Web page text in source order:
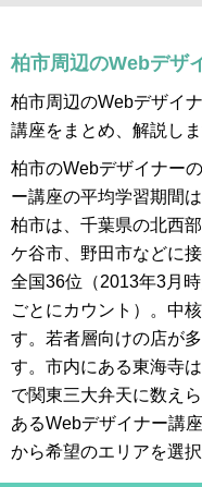
柏市周辺のWebデザ
柏市周辺のWebデザイ
講座をまとめ、解説しま
柏市のWebデザイナー
ー講座の平均学習期間
柏市は、千葉県の北西
ケ谷市、野田市などに
全国36位（2013年3月
ごとにカウント）。中
す。若者層向けの店が
す。市内にある東海寺
で関東三大弁天に数え
あるWebデザイナー講
から希望のエリアを選択